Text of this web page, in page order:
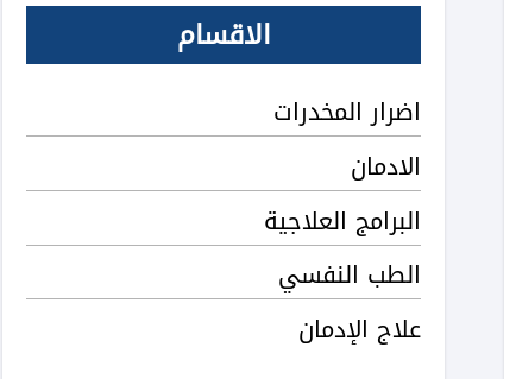
الاقسام
اضرار المخدرات
الادمان
البرامج العلاجية
الطب النفسي
علاج الإدمان